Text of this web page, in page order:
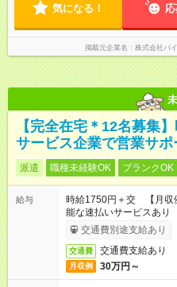
気になる！
掲載元企業名 株式会社バ
【完全在宅＊12名募集
サービス企業で営業サポ
派遣 職種未経験OK ブランクOK
給与
時給1750円＋交 【月収
能な速払いサービスあり
交通費別途支給あり
交通費 交通費支給あり
月収例 30万円～